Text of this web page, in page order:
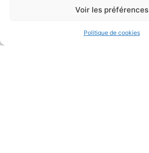
Voir les préférences
Politique de cookies
Les 4 saisons au Grau du